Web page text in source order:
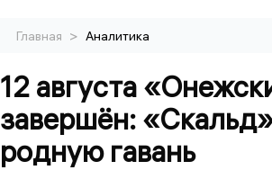
Главная > Аналитика
12 августа
завершён:
родную гавань